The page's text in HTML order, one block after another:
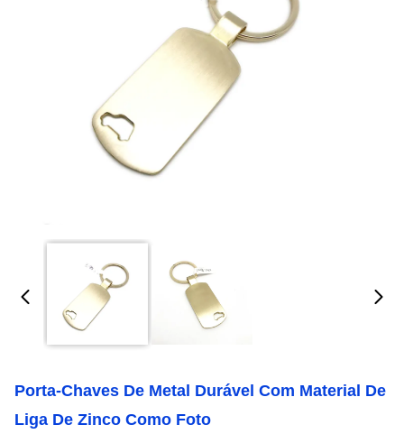
Porta-Chaves De Metal Durável Com Material De
Liga De Zinco Como Foto